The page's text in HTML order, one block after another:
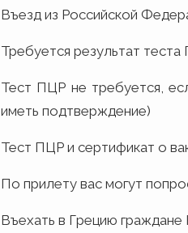
Въезд из Российской
Требуется результат
Тест ПЦР не требуется,
иметь подтверждение)
Тест ПЦР и сертификат о
По прилету вас могут
Въехать в Грецию